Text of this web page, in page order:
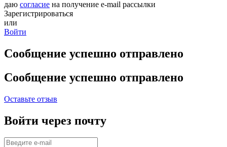
даю согласие на получение e-mail рассылки
Зарегистрироваться
или
Войти
Сообщение успешно отправлено
Сообщение успешно отправлено
Оставьте отзыв
Войти через почту